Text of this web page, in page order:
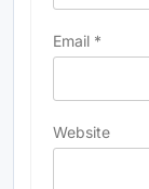
Email *
Website